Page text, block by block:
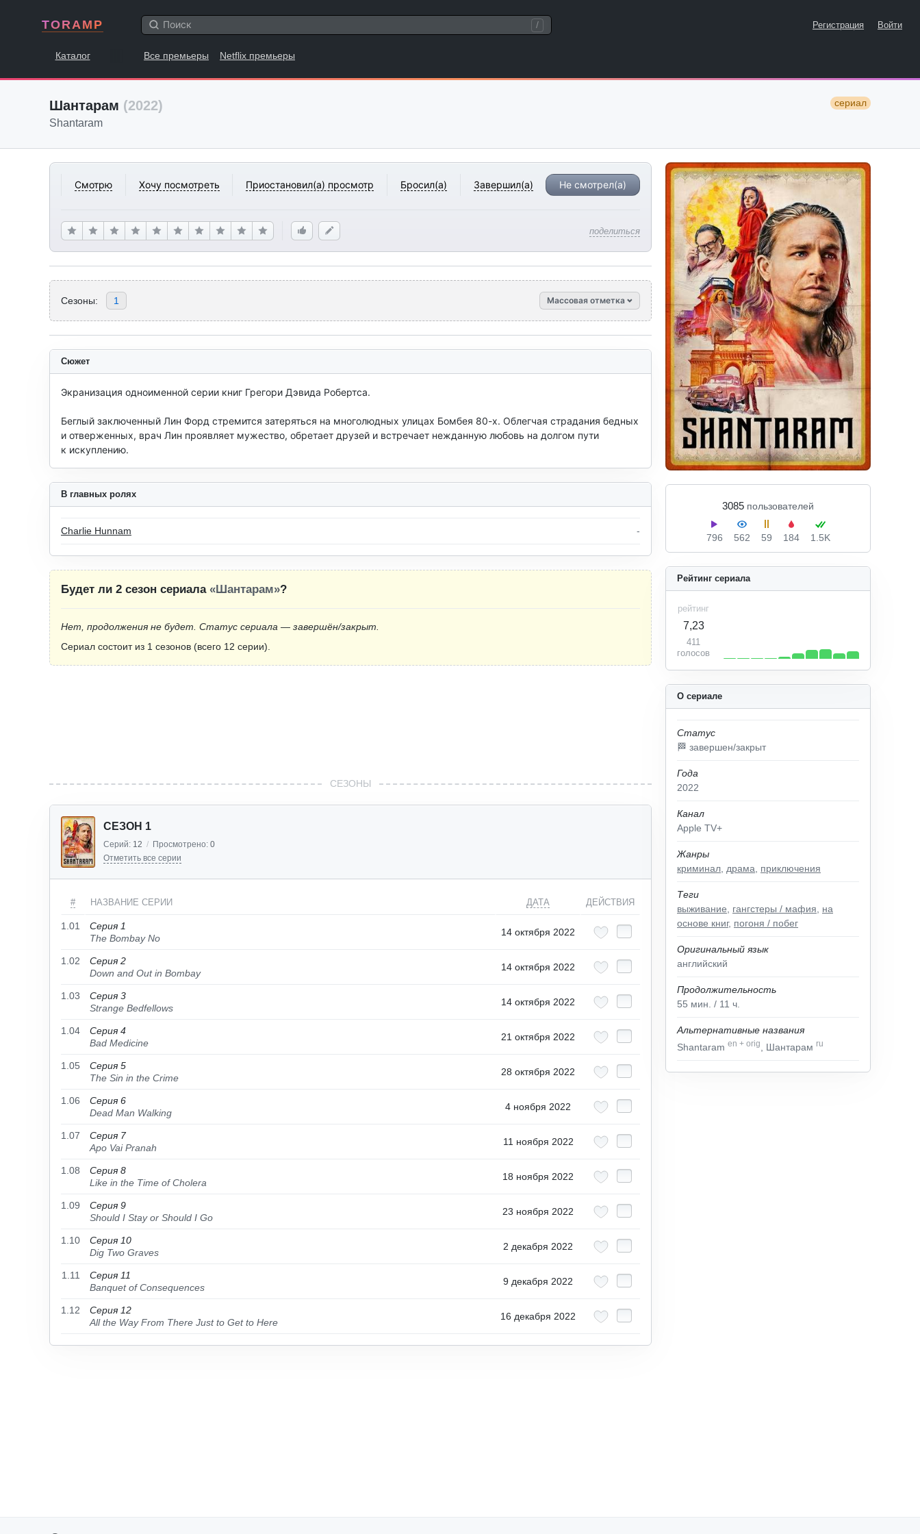
TORAMP / Регистрация Войти
Каталог Все премьеры Netflix премьеры
Шантарам (2022) сериал
Shantaram
Смотрю Хочу посмотреть Приостановил(а) просмотр Бросил(а) Завершил(а) Не смотрел(а)
поделиться
3085 пользователей
796 562 59 184 1.5K
Сезоны: 1 Массовая отметка
О сериале
Статус
🏁 завершен/закрыт
Года
2022
Канал
Apple TV+
Жанры
криминал драма приключения
Теги
выживание
гангстеры / мафия
на
основе книг, погоня / побег
Оригинальный язык
английский
Продолжительность
55 мин. / 11 ч.
Альтернативные названия
Shantaram en + orig , Шантарам ru
Рейтинг сериала
рейтинг
7,23
411
голосов
Сюжет
Экранизация одноименной серии книг Грегори Дэвида Робертса.
Беглый заключенный Лин Форд стремится затеряться на многолюдных улицах Бомбея 80-х. Облегчая страдания бедных
и отверженных, врач Лин проявляет мужество, обретает друзей и встречает нежданную любовь на долгом пути
к искуплению.
В главных ролях
Charlie Hunnam -
Будет ли 2 сезон сериала «Шантарам»?
Нет, продолжения не будет. Статус сериала — завершён/закрыт.
Сериал состоит из 1 сезонов (всего 12 серии).
СЕЗОНЫ
СЕЗОН 1
Серий: 12 / Просмотрено: 0
Отметить все серии
# НАЗВАНИЕ СЕРИИ ДАТА ДЕЙСТВИЯ
1.01
Серия 1
The Bombay No
14 октября 2022
1.02
Серия 2
Down and Out in Bombay
14 октября 2022
1.03
Серия 3
Strange Bedfellows
14 октября 2022
1.04
Серия 4
Bad Medicine
21 октября 2022
1.05
Серия 5
The Sin in the Crime
28 октября 2022
1.06
Серия 6
Dead Man Walking
4 ноября 2022
1.07
Серия 7
Apo Vai Pranah
11 ноября 2022
1.08
Серия 8
Like in the Time of Cholera
18 ноября 2022
1.09
Серия 9
Should I Stay or Should I Go
23 ноября 2022
1.10
Серия 10
Dig Two Graves
2 декабря 2022
1.11
Серия 11
Banquet of Consequences
9 декабря 2022
1.12
Серия 12
All the Way From There Just to Get to Here
16 декабря 2022